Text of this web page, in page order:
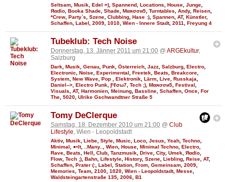
Seltsam Musik Edel =) Spannend Locations House Junge
Яαdϊo Booka Shade Shade Мαяσσи5 Turntables Andy, Reisen
*Crew Party´s Szene Clubbing Hase :) Spannen AT, Künstler,
Schaffen Label 2009 1010 Wien - Innere Stadt, 2011 Freyung 4
Tubeklub: Tech Noise
Donnerstag, 13. Jänner 2011 um 21:00 @ ARGEkultur,
Salzburg
Dark Musik Genau Punk Österreich Jazz Salzburg Electro
Electronic
Noise Experimental Freetek Beats Breakcore
System New Wave Pop Elektronik Lärm Live Russkaja
Daniel--> Electro Punk Ƒℓσω7 Tech ;) Мαяσσи5 Festival
Visuals
AT, Harmonien Meinung Bassline Schaffen Once For
The 5020 Ulrike Gschwandtner Straße 5
Tomy DeClerque
Samstag, 18. Dezember 2010 um 21:00 @ Club
Lifestyle, Wien - Leopoldstadt
Aktiv, Musik, Liebe, Style, Music, Loco, Jesus, Yeah, Techno,
Minimal, ●•It, ..Many.., Wien, House, Minimal Techno, Electro,
Rave, Beats, Hell, Club, Tanzmusik, Drive, City, Umek, Яαdϊo,
Flow, Tech ;), Bahn, Lifestyle, History, Szene, Liebling, Reise, AT,
Schaffen, Prater (:, Label, Station, From, Gemeinsam, 2009,
Memories, Team, 2100, 1020, Wien - Leopoldstadt, Messe,
Waldsteingartenstraße 135, 2006, B1